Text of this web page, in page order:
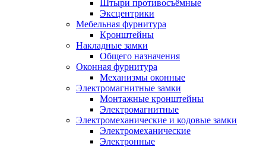
Штыри противосъёмные
Эксцентрики
Мебельная фурнитура
Кронштейны
Накладные замки
Общего назначения
Оконная фурнитура
Механизмы оконные
Электромагнитные замки
Монтажные кронштейны
Электромагнитные
Электромеханические и кодовые замки
Электромеханические
Электронные